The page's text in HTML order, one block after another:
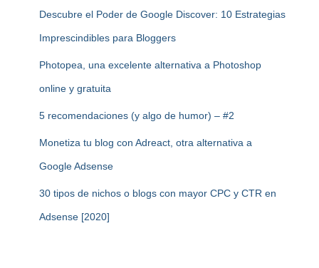
Descubre el Poder de Google Discover: 10 Estrategias
Imprescindibles para Bloggers
Photopea, una excelente alternativa a Photoshop
online y gratuita
5 recomendaciones (y algo de humor) – #2
Monetiza tu blog con Adreact, otra alternativa a
Google Adsense
30 tipos de nichos o blogs con mayor CPC y CTR en
Adsense [2020]